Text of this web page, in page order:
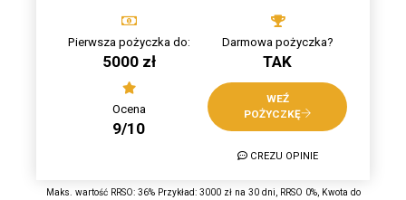
Pierwsza pożyczka do:
5000 zł
Darmowa pożyczka?
TAK
Ocena
9/10
WEŹ
POŻYCZKĘ
CREZU OPINIE
Maks. wartość RRSO: 36% Przykład: 3000 zł na 30 dni, RRSO 0%, Kwota do